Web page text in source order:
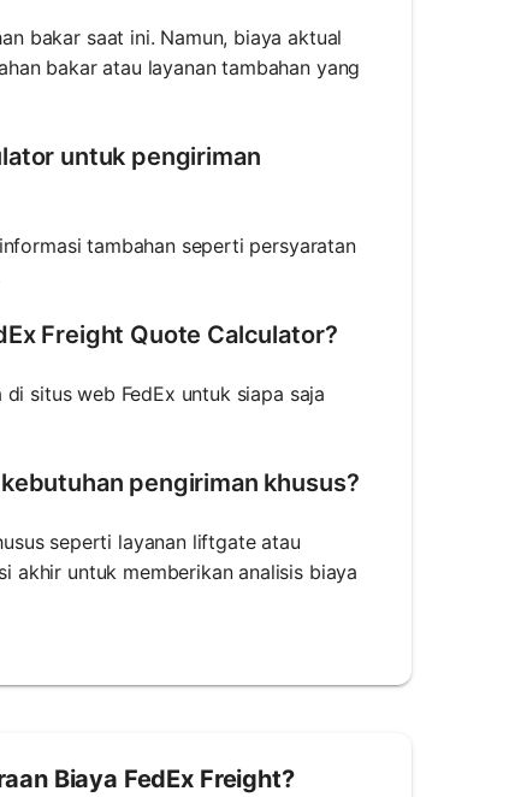
bakar saat ini. Namun, biaya aktual
bakar atau layanan tambahan yang
untuk pengiriman
tambahan seperti persyaratan
Freight Quote Calculator?
situs web FedEx untuk siapa saja
pengiriman khusus?
seperti layanan liftgate atau
akhir untuk memberikan analisis biaya
Biaya FedEx Freight?